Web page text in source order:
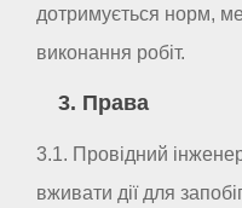
дотримується норм,
виконання робіт.
3. Права
3.1. Провідний
вживати дії для